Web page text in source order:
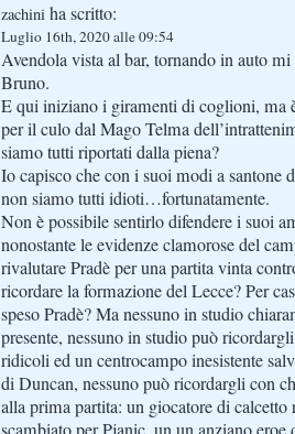
zachini ha scritto:
Luglio 16th, 2020 alle 09:54
Avendola vista al bar, tornando in auto
Bruno.
E qui iniziano i giramenti di coglioni, ma
per il culo dal Mago Telma
siamo tutti riportati dalla piena?
Io capisco che con i suoi modi a santone
non siamo tutti idioti…fortunatamente.
Non è possibile sentirlo difendere i suoi
nonostante le evidenze clamorose del
rivalutare Pradè per una partita vinta
ricordare la formazione del Lecce? Per
speso Pradè? Ma nessuno in studio
presente, nessuno in studio può
ridicoli ed un centrocampo inesistente
di Duncan, nessuno può ricordargli con
alla prima partita: un giocatore di calcetto